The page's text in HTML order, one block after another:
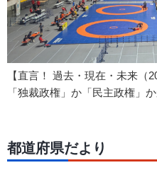
【直言！ 過去・現在・未来（
「独裁政権」か「民主政権」
都道府県だより